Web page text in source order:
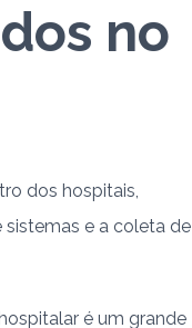
no
dos hospitais,
e a coleta de
é um grande